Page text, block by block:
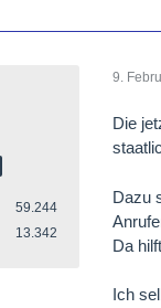
59.244
13.342
9.
Die
Dazu
Da
Ich